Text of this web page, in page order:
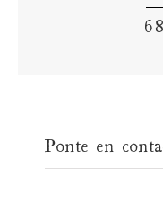
Ponte en